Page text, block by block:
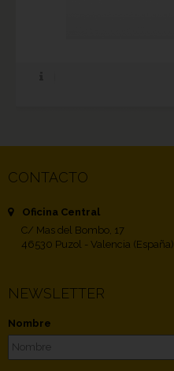
CONTACTO
Oficina Central
C/ Mas del Bombo, 17
46530 Puzol - Valencia (España)
NEWSLETTER
Nombre